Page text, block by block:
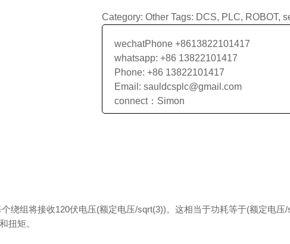
Category: Other Tags: DCS, PLC, ROBOT,
wechatPhone +8613822101417
whatsapp: +86 13822101417
Phone: +86 13822101417
Email: sauldcsplc@gmail.com
connect：Simon
绕组将接收120伏电压(额定电压/sqrt(3))。这相当于功耗等于(额定电压
扭矩。